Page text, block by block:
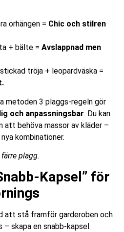
örhängen = Chic och stilren
+ bälte =Avslappnad men
tröja + leopardväska =
metoden 3 plaggs-regeln gör
och anpassningsbar. Du kan
att behöva massor av kläder –
kombinationer.
plagg.
Kapsel” för
att stå framför garderoben och
skapa en snabb-kapsel